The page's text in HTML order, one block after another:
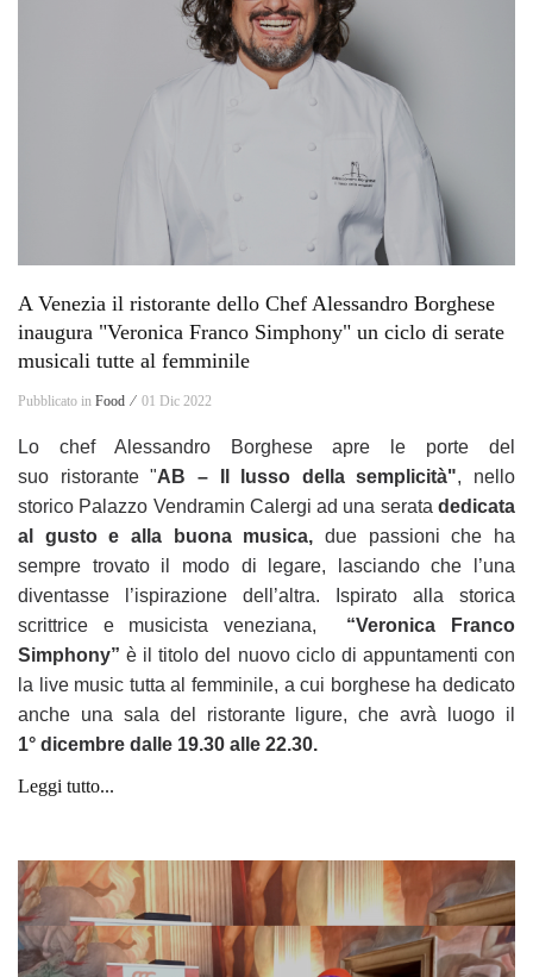
A Venezia il ristorante dello Chef Alessandro Borghese
inaugura "Veronica Franco Simphony" un ciclo di serate
musicali tutte al femminile
Pubblicato in Food ⁄ 01 Dic 2022
Lo chef Alessandro Borghese apre le porte del
suo ristorante "AB – Il lusso della semplicità", nello
storico Palazzo Vendramin Calergiad una seratadedicata
al gusto e alla buona musica, due passioni che ha
sempre trovato il modo di legare, lasciando che l’una
diventasse l’ispirazione dell’altra.
Ispirato alla storica
scrittrice e musicista veneziana, “Veronica Franco
Simphony” è il titolo del nuovo ciclo di appuntamenti con
la live music tutta al femminile, a cui borghese ha dedicato
anche una sala del ristorante ligure, che avrà luogo il
1° dicembre dalle 19.30 alle 22.30.
Leggi tutto...